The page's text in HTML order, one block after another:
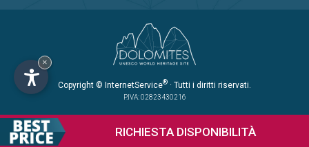
RICHIESTA DISPONIBILITÀ
Copyright © InternetService® · Tutti i diritti riservati.
P.IVA: 02823430216
×